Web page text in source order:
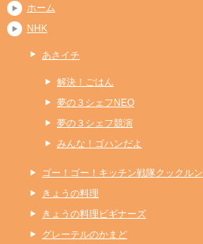
ホーム
NHK
あさイチ
解決！ごはん
夢の３シェフNEO
夢の３シェフ競演
みんな！ゴハンだよ
ゴー！ゴー！キッチン戦隊クックルン
きょうの料理
きょうの料理ビギナーズ
グレーテルのかまど